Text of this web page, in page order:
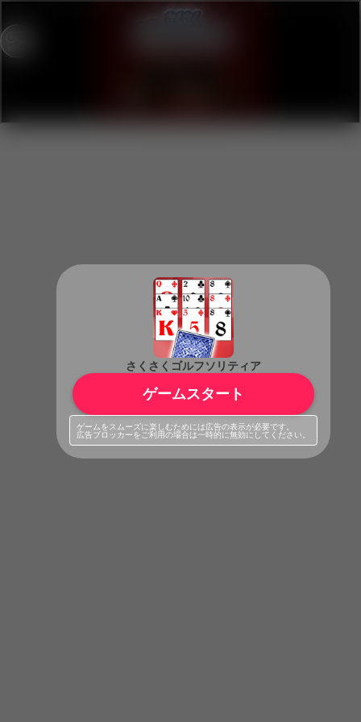
さくさくゴルフソリティア
ゲームスタート
ゲームをスムーズに楽しむためには広告の表示が必要です。
広告ブロッカーをご利用の場合は一時的に無効にしてください。